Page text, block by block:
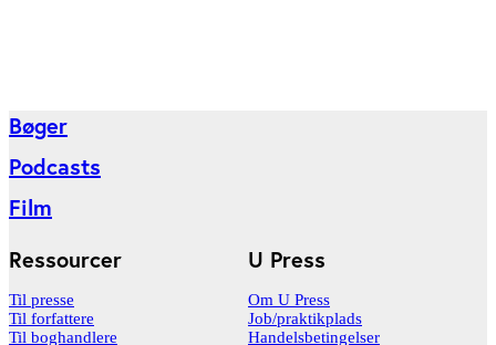
Bøger
Podcasts
Film
U Press
Om U Press
Job/praktikplads
Handelsbetingelser
Ressourcer
Til presse
Til forfattere
Til boghandlere